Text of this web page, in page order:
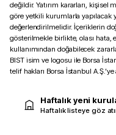
değildir. Yatırım kararları,
göre yetkili kurumlarla yapılacak
değerlendirilmelidir. İçeriklerin
gösterilmekle birlikte, olası
kullanımından doğabilecek
BIST isim ve logosu ile Borsa
telif hakları Borsa İstanbul A.Ş.’ye
Haftalık yeni
Haftalık listeye göz